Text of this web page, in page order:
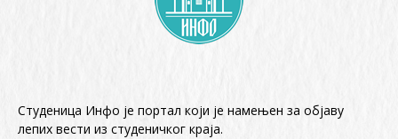
Студеница Инфо је портал који је намењен за објaву
лепих вести из студеничког краја.